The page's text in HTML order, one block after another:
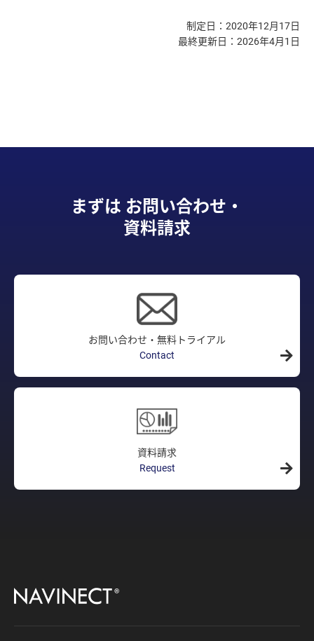
制定日：2020年12月17日
最終更新日：2026年4月1日
まずは お問い合わせ・
資料請求
お問い合わせ・無料トライアル
Contact
資料請求
Request